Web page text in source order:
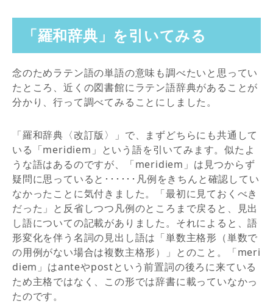
「羅和辞典」を引いてみる
念のためラテン語の単語の意味も調べたいと思ってい
たところ、近くの図書館にラテン語辞典があることが
分かり、行って調べてみることにしました。
「羅和辞典〈改訂版〉」で、まずどちらにも共通して
いる「meridiem」という語を引いてみます。似たよ
うな語はあるのですが、「meridiem」は見つからず
疑問に思っていると･･････凡例をきちんと確認してい
なかったことに気付きました。「最初に見ておくべき
だった」と反省しつつ凡例のところまで戻ると、見出
し語についての記載がありました。それによると、語
形変化を伴う名詞の見出し語は「単数主格形（単数で
の用例がない場合は複数主格形）」とのこと。「meri
diem」はanteやpostという前置詞の後ろに来ている
ため主格ではなく、この形では辞書に載っていなかっ
たのです。